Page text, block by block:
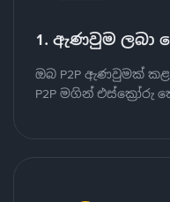
1. ඇණවුම ලබා
ඔබ P2P ඇණවුමක් කළ
P2P මගින් එස්ක්‍රෝරු